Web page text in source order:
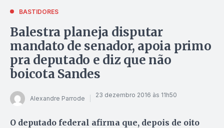
BASTIDORES
Balestra planeja disputar
mandato de senador, apoia primo
pra deputado e diz que não
boicota Sandes
Alexandre Parrode 23 dezembro 2016 às 11h50
O deputado federal afirma que, depois de oito